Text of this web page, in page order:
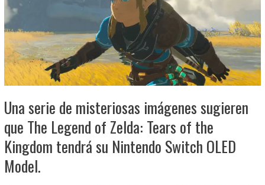
Una serie de misteriosas imágenes sugieren
que The Legend of Zelda: Tears of the
Kingdom tendrá su Nintendo Switch OLED
Model.